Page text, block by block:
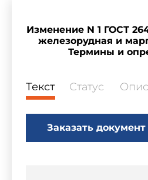
Изменение N 1 ГОСТ
железорудная и
Термины и
Текст Статус
Заказать документ